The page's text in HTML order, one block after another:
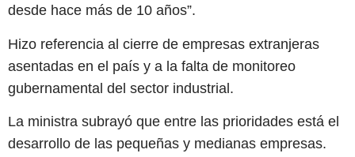
desde hace más de 10 años”.
Hizo referencia al cierre de empresas extranjeras
asentadas en el país y a la falta de monitoreo
gubernamental del sector industrial.
La ministra subrayó que entre las prioridades está el
desarrollo de las pequeñas y medianas empresas.